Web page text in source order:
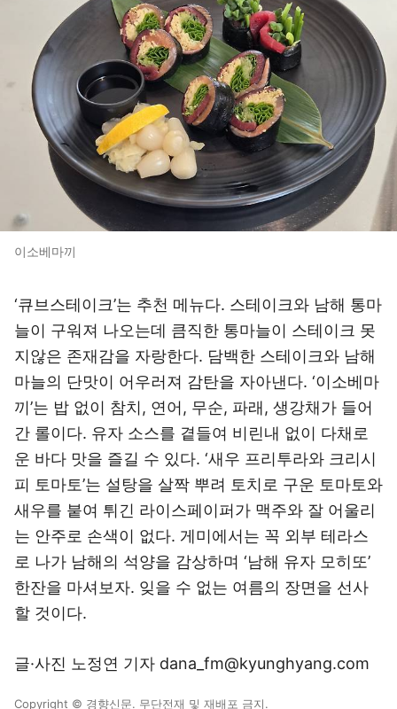
이소베마끼
‘큐브스테이크’는 추천 메뉴다. 스테이크와 남해 통마
늘이 구워져 나오는데 큼직한 통마늘이 스테이크 못
지않은 존재감을 자랑한다. 담백한 스테이크와 남해
마늘의 단맛이 어우러져 감탄을 자아낸다. ‘이소베마
끼’는 밥 없이 참치, 연어, 무순, 파래, 생강채가 들어
간 롤이다. 유자 소스를 곁들여 비린내 없이 다채로
운 바다 맛을 즐길 수 있다. ‘새우 프리투라와 크리시
피 토마토’는 설탕을 살짝 뿌려 토치로 구운 토마토와
새우를 붙여 튀긴 라이스페이퍼가 맥주와 잘 어울리
는 안주로 손색이 없다. 게미에서는 꼭 외부 테라스
로 나가 남해의 석양을 감상하며 ‘남해 유자 모히또’
한잔을 마셔보자. 잊을 수 없는 여름의 장면을 선사
할 것이다.
글·사진 노정연 기자 dana_fm@kyunghyang.com
Copyright © 경향신문. 무단전재 및 재배포 금지.